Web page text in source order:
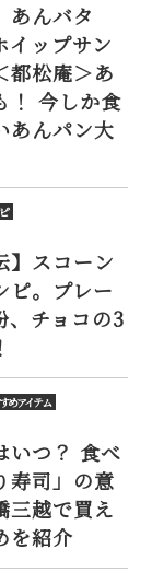
あんバタ
イップサン
都松庵＞あ
！ 今しか食
あんパン大
】スコーン
ピ。プレー
、チョコの3
めアイテム
いつ？ 食べ
寿司」の意
三越で買え
を紹介